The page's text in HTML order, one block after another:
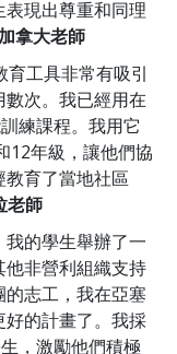
現出尊重和同理
拿大老師
工具非常有吸引
次。我已經用在
練課程。我用它
12年級，讓他們協
育了當地社區
老師
的學生舉辦了一
非營利組織支持
志工，我在亞塞
的計畫了。我採
，激勵他們積極